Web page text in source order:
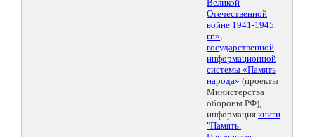
Великой
Отечественной
войне 1941-1945
гг.»,
государственной
информационной
системы «Память
народа» (проекты
Министерства
обороны РФ),
информация книги
"Память.